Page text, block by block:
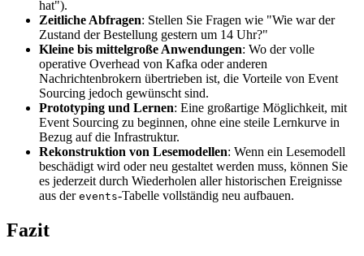
hat").
Zeitliche Abfragen: Stellen Sie Fragen wie "Wie war der
Zustand der Bestellung gestern um 14 Uhr?"
Kleine bis mittelgroße Anwendungen: Wo der volle
operative Overhead von Kafka oder anderen
Nachrichtenbrokern übertrieben ist, die Vorteile von Event
Sourcing jedoch gewünscht sind.
Prototyping und Lernen: Eine großartige Möglichkeit, mit
Event Sourcing zu beginnen, ohne eine steile Lernkurve in
Bezug auf die Infrastruktur.
Rekonstruktion von Lesemodellen: Wenn ein Lesemodell
beschädigt wird oder neu gestaltet werden muss, können Sie
es jederzeit durch Wiederholen aller historischen Ereignisse
aus der events-Tabelle vollständig neu aufbauen.
Fazit